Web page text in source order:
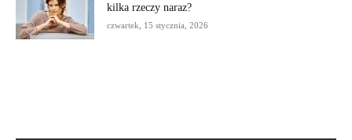
kilka rzeczy naraz?
czwartek, 15 stycznia, 2026